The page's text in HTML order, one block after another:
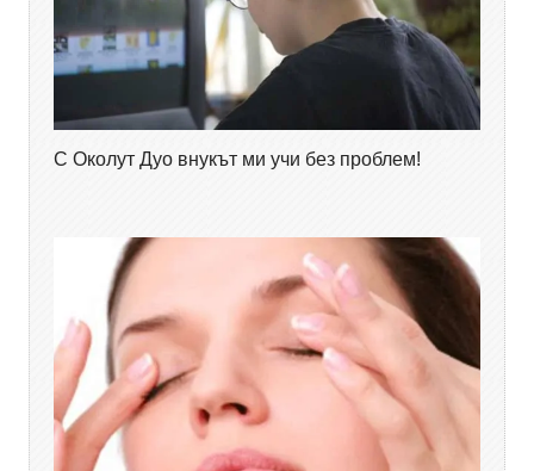
С Околут Дуо внукът ми учи без проблем!